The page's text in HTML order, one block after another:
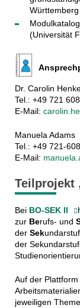
(Universität
Dr. Carolin
Tel.: +49 721
E-Mail:
Manuela Adams
Tel.: +49 721-
E-Mail:
Teilprojekt
Bei BO-SEK II
zur Berufs- und
der Sek
der
Auf der
jeweiligen